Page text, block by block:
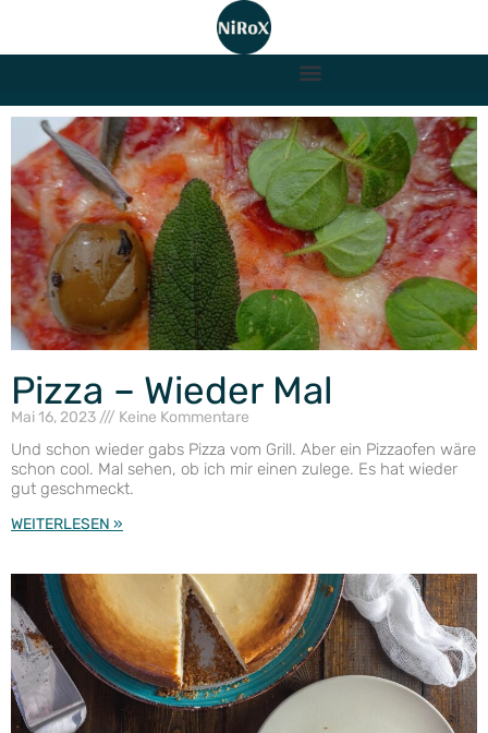
Pizza – Wieder Mal
Mai 16, 2023 Keine Kommentare
Und schon wieder gabs Pizza vom Grill. Aber ein Pizzaofen wäre
schon cool. Mal sehen, ob ich mir einen zulege. Es hat wieder
gut geschmeckt.
WEITERLESEN »